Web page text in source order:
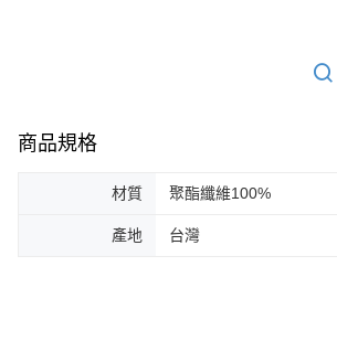
商品規格
材質 聚酯纖維100%
產地 台灣